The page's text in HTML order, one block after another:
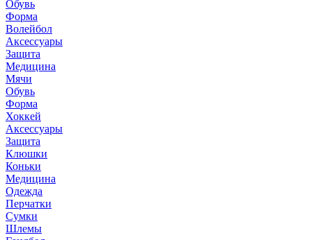
Обувь
Форма
Волейбол
Аксессуары
Защита
Медицина
Мячи
Обувь
Форма
Хоккей
Аксессуары
Защита
Клюшки
Коньки
Медицина
Одежда
Перчатки
Сумки
Шлемы